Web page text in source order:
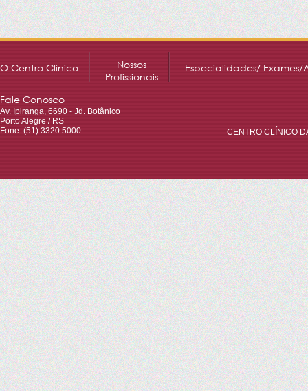
O Centro Clínico
Nossos
Profissionais
Especialidades/ Exames/
Fale Conosco
Av. Ipiranga, 6690 - Jd. Botânico
Porto Alegre / RS
Fone: (51) 3320.5000
CENTRO CLÍNICO